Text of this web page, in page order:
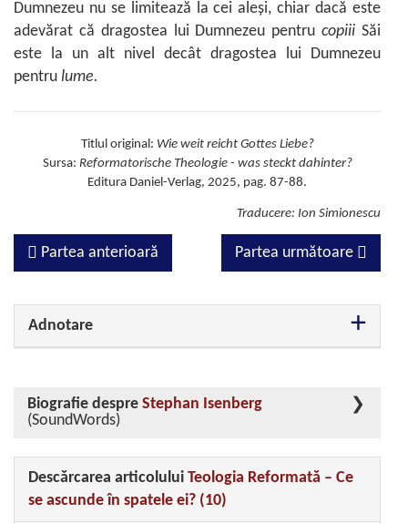
Dumnezeu nu se limitează la cei aleși, chiar dacă este
adevărat că dragostea lui Dumnezeu pentrucopiiiSăi
este la un alt nivel decât dragostea lui Dumnezeu
pentru lume.
Titlul original: Wie weit reicht Gottes Liebe?
Sursa: Reformatorische Theologie - was steckt dahinter?
Editura Daniel-Verlag, 2025, pag. 87-88.
Traducere: Ion Simionescu
Partea anterioară Partea următoare
Adnotare
Biografie despre Stephan Isenberg
(SoundWords)
Descărcarea articolului Teologia Reformată – Ce
se ascunde în spatele ei? (10)